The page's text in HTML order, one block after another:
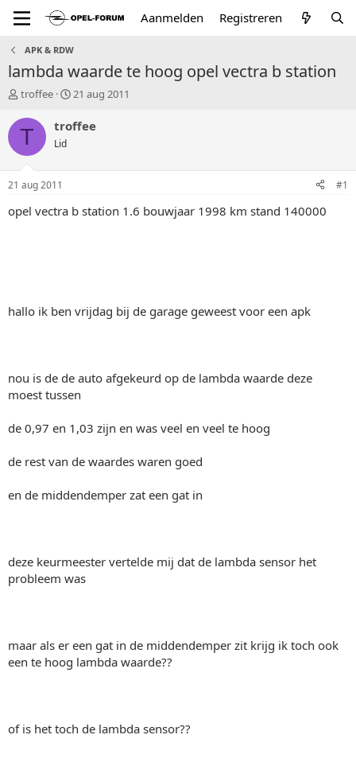
Aanmelden Registreren
APK & RDW
lambda waarde te hoog opel vectra b station
T
p
a
r
troffee
S
a
u
21 aug 2011
T troffee
Lid
21 aug 2011 #1
opel vectra b station 1.6 bouwjaar 1998 km stand 140000
hallo ik ben vrijdag bij de garage geweest voor een apk
nou is de de auto afgekeurd op de lambda waarde deze
moest tussen
de 0,97 en 1,03 zijn en was veel en veel te hoog
de rest van de waardes waren goed
en de middendemper zat een gat in
deze keurmeester vertelde mij dat de lambda sensor het
probleem was
maar als er een gat in de middendemper zit krijg ik toch ook
een te hoog lambda waarde??
of is het toch de lambda sensor??